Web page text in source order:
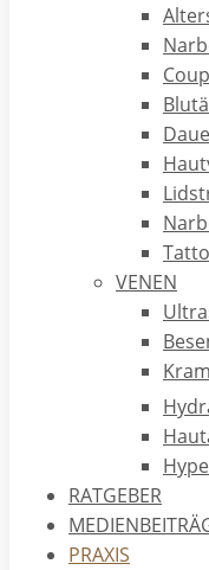
VENEN
RATGEBER
PRAXIS
2023
zur
Münster -
Münster -
Münster